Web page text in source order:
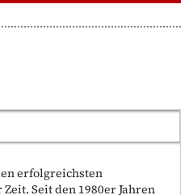
erfolgreichsten
Seit den 1980er Jahren